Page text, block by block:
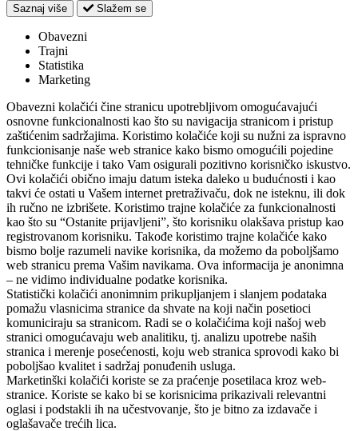
Saznaj više Slažem se
Obavezni
Trajni
Statistika
Marketing
Obavezni kolačići čine stranicu upotrebljivom omogućavajući
osnovne funkcionalnosti kao što su navigacija stranicom i pristup
zaštićenim sadržajima. Koristimo kolačiće koji su nužni za ispravno
funkcionisanje naše web stranice kako bismo omogućili pojedine
tehničke funkcije i tako Vam osigurali pozitivno korisničko iskustvo.
Ovi kolačići obično imaju datum isteka daleko u budućnosti i kao
takvi će ostati u Vašem internet pretraživaču, dok ne isteknu, ili dok
ih ručno ne izbrišete. Koristimo trajne kolačiće za funkcionalnosti
kao što su “Ostanite prijavljeni”, što korisniku olakšava pristup kao
registrovanom korisniku. Takođe koristimo trajne kolačiće kako
bismo bolje razumeli navike korisnika, da možemo da poboljšamo
web stranicu prema Vašim navikama. Ova informacija je anonimna
– ne vidimo individualne podatke korisnika.
Statistički kolačići anonimnim prikupljanjem i slanjem podataka
pomažu vlasnicima stranice da shvate na koji način posetioci
komuniciraju sa stranicom. Radi se o kolačićima koji našoj web
stranici omogućavaju web analitiku, tj. analizu upotrebe naših
stranica i merenje posećenosti, koju web stranica sprovodi kako bi
poboljšao kvalitet i sadržaj ponuđenih usluga.
Marketinški kolačići koriste se za praćenje posetilaca kroz web-
stranice. Koriste se kako bi se korisnicima prikazivali relevantni
oglasi i podstakli ih na učestvovanje, što je bitno za izdavače i
oglašavače trećih lica.